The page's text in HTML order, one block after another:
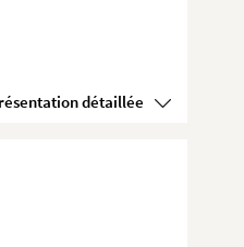
Voir la présentation détaillée